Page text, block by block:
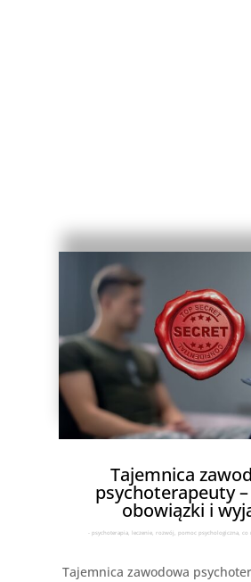
Tajemnica
psychoterapeuty
obowiązki i
- psychoterapia, leczenie, rozwój, pomoc psychologiczna, co
Tajemnica zawodowa